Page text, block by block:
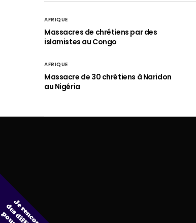
AFRIQUE
Massacres de chrétiens par des
islamistes au Congo
AFRIQUE
Massacre de 30 chrétiens à Naridon
au Nigéria